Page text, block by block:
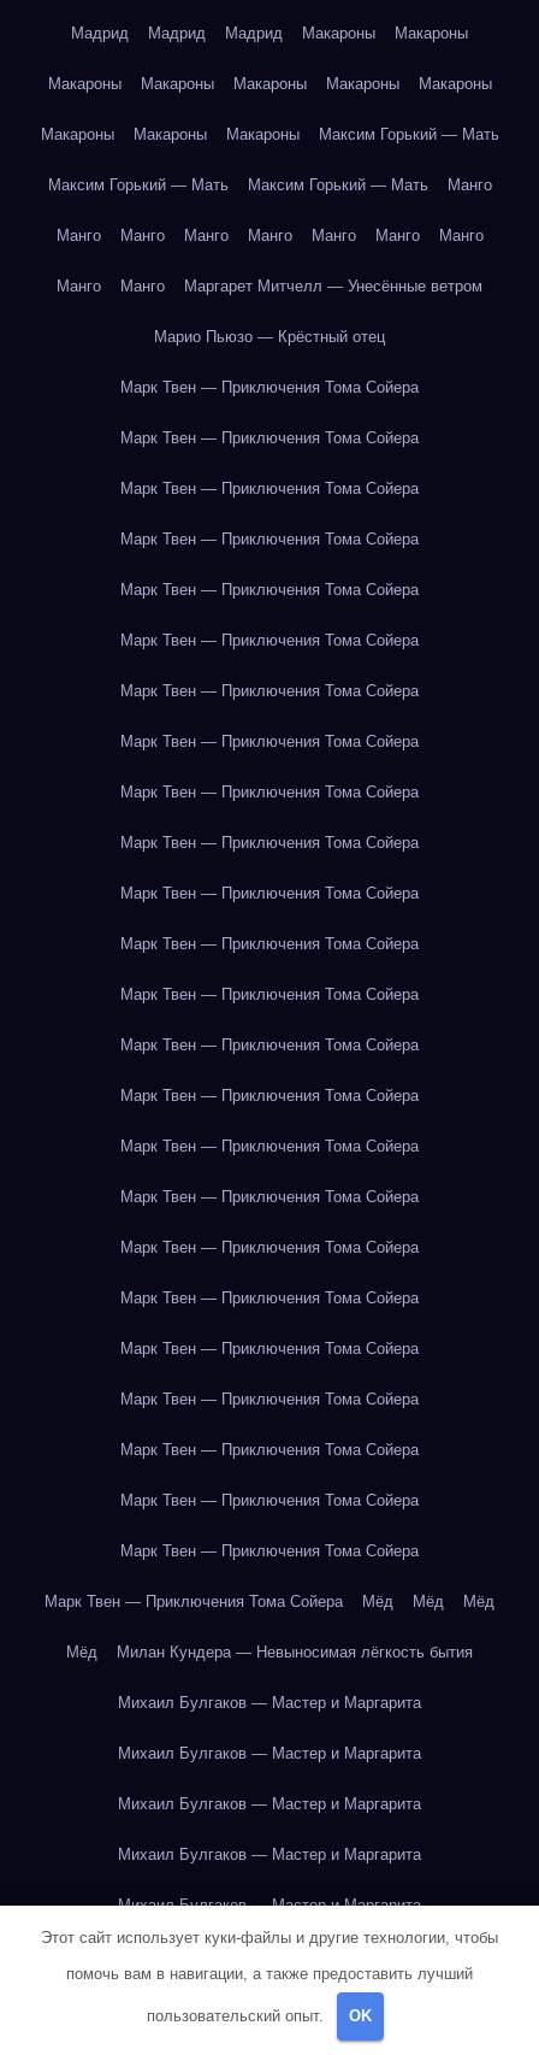
Мадрид Мадрид Мадрид Макароны Макароны
Макароны Макароны Макароны Макароны Макароны
Макароны Макароны Макароны Максим Горький — Мать
Максим Горький — Мать Максим Горький — Мать Манго
Манго Манго Манго Манго Манго Манго Манго
Манго Манго Маргарет Митчелл — Унесённые ветром
Марио Пьюзо — Крёстный отец
Марк Твен — Приключения Тома Сойера
Марк Твен — Приключения Тома Сойера
Марк Твен — Приключения Тома Сойера
Марк Твен — Приключения Тома Сойера
Марк Твен — Приключения Тома Сойера
Марк Твен — Приключения Тома Сойера
Марк Твен — Приключения Тома Сойера
Марк Твен — Приключения Тома Сойера
Марк Твен — Приключения Тома Сойера
Марк Твен — Приключения Тома Сойера
Марк Твен — Приключения Тома Сойера
Марк Твен — Приключения Тома Сойера
Марк Твен — Приключения Тома Сойера
Марк Твен — Приключения Тома Сойера
Марк Твен — Приключения Тома Сойера
Марк Твен — Приключения Тома Сойера
Марк Твен — Приключения Тома Сойера
Марк Твен — Приключения Тома Сойера
Марк Твен — Приключения Тома Сойера
Марк Твен — Приключения Тома Сойера
Марк Твен — Приключения Тома Сойера
Марк Твен — Приключения Тома Сойера
Марк Твен — Приключения Тома Сойера
Марк Твен — Приключения Тома Сойера
Марк Твен — Приключения Тома Сойера Мёд Мёд Мёд
Мёд Милан Кундера — Невыносимая лёгкость бытия
Михаил Булгаков — Мастер и Маргарита
Михаил Булгаков — Мастер и Маргарита
Михаил Булгаков — Мастер и Маргарита
Михаил Булгаков — Мастер и Маргарита
Михаил Булгаков — Мастер и Маргарита
Михаил Булгаков — Мастер и Маргарита
Этот сайт использует куки-файлы и другие технологии, чтобы
помочь вам в навигации, а также предоставить лучший
пользовательский опыт. OK